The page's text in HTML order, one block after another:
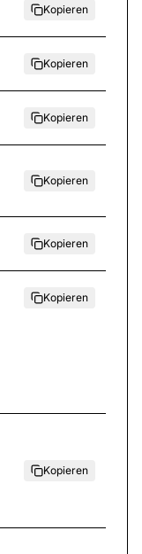
Kopieren
Kopieren
Kopieren
Kopieren
Kopieren
Kopieren
Kopieren